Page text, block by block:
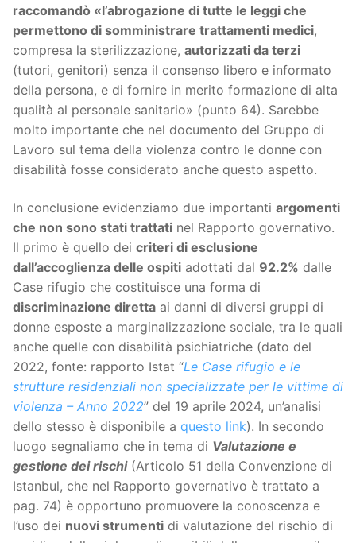
raccomandò «l’abrogazione di tutte le leggi che
permettono di somministrare trattamenti medici,
compresa la sterilizzazione, autorizzati da terzi
(tutori, genitori) senza il consenso libero e informato
della persona, e di fornire in merito formazione di alta
qualità al personale sanitario» (punto 64). Sarebbe
molto importante che nel documento del Gruppo di
Lavoro sul tema della violenza contro le donne con
disabilità fosse considerato anche questo aspetto.
In conclusione evidenziamo due importanti argomenti
che non sono stati trattati nel Rapporto governativo.
Il primo è quello dei criteri di esclusione
dall’accoglienza delle ospiti adottati dal 92.2% dalle
Case rifugio che costituisce una forma di
discriminazione diretta ai danni di diversi gruppi di
donne esposte a marginalizzazione sociale, tra le quali
anche quelle con disabilità psichiatriche (dato del
2022, fonte: rapporto Istat “Le Case rifugio e le
strutture residenziali non specializzate per le vittime di
violenza – Anno 2022” del 19 aprile 2024, un’analisi
dello stesso è disponibile a questo link). In secondo
luogo segnaliamo che in tema di Valutazione e
gestione dei rischi(Articolo 51 della Convenzione di
Istanbul, che nel Rapporto governativo è trattato a
pag. 74) è opportuno promuovere la conoscenza e
l’uso dei nuovi strumenti di valutazione del rischio di